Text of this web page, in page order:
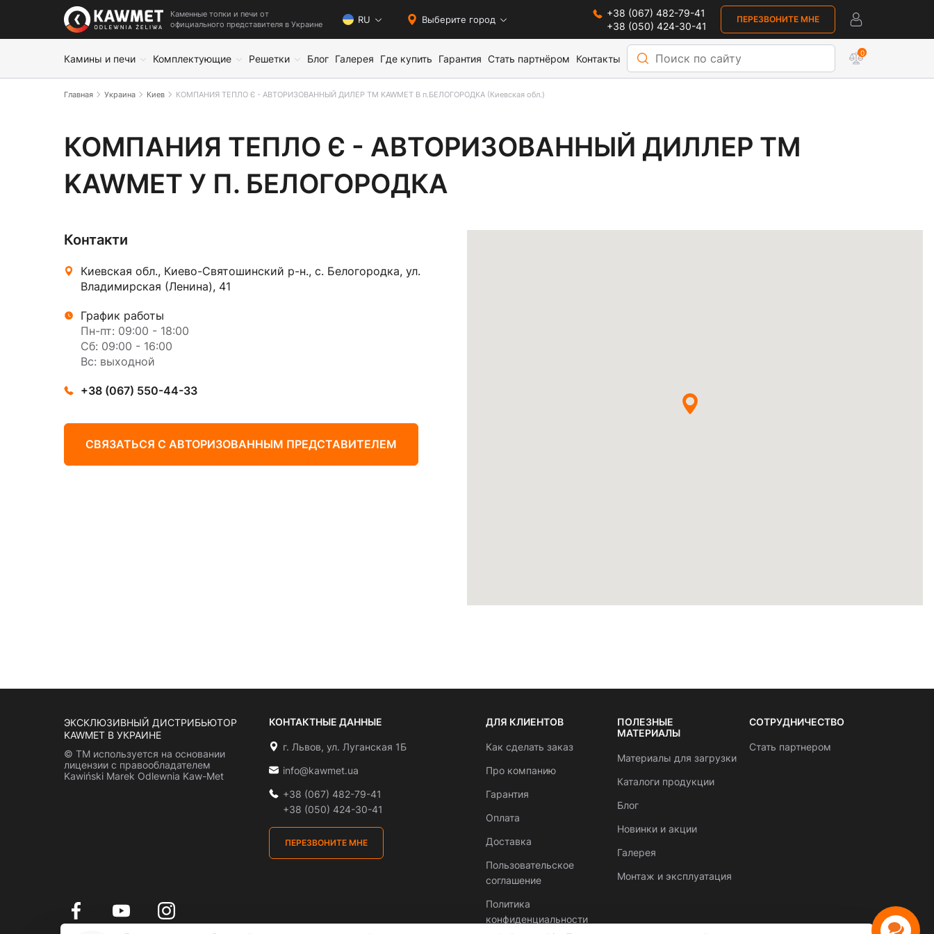
Каменные топки и печи от
официального представителя в Украине
RU Выберите город
+38 (067) 482-79-41
+38 (050) 424-30-41
ПЕРЕЗВОНИТЕ МНЕ
Камины и печи Комплектующие Решетки Блог Галерея Где купить Гарантия Стать партнёром Контакты 0
Главная Украина Киев КОМПАНИЯ ТЕПЛО Є - АВТОРИЗОВАННЫЙ ДИЛЕР ТМ KAWMET В п.БЕЛОГОРОДКА (Киевская обл.)
КОМПАНИЯ ТЕПЛО Є - АВТОРИЗОВАННЫЙ ДИЛЕР ТМ KAWMET В
КОМПАНИЯ ТЕПЛО Є - АВТОРИЗОВАННЫЙ ДИЛЛЕР ТМ
KAWMET У П. БЕЛОГОРОДКА
Контакти
Киевская обл., Киево-Святошинский р-н., с. Белогородка, ул.
Владимирская (Ленина), 41
График работы
Пн-пт: 09:00 - 18:00
Сб: 09:00 - 16:00
Вс: выходной
+38 (067) 550-44-33
СВЯЗАТЬСЯ С АВТОРИЗОВАННЫМ ПРЕДСТАВИТЕЛЕМ
ЭКСКЛЮЗИВНЫЙ ДИСТРИБЬЮТОР
KAWMET В УКРАИНЕ
© ТМ используется на основании
лицензии с правообладателем
Kawiński Marek Odlewnia Kaw-Met
КОНТАКТНЫЕ ДАННЫЕ
г. Львов, ул. Луганская 1Б
info@kawmet.ua
+38 (067) 482-79-41
+38 (050) 424-30-41
ПЕРЕЗВОНИТЕ МНЕ
ДЛЯ КЛИЕНТОВ
Как сделать заказ
Про компанию
Гарантия
Оплата
Доставка
Пользовательское
соглашение
Политика
конфиденциальности
ПОЛЕЗНЫЕ
МАТЕРИАЛЫ
Материалы для загрузки
Каталоги продукции
Блог
Новинки и акции
Галерея
Монтаж и эксплуатация
СОТРУДНИЧЕСТВО
Стать партнером